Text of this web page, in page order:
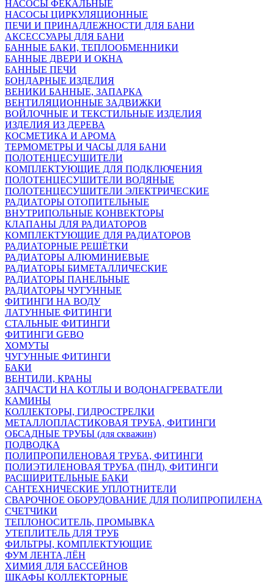
НАСОСЫ ФЕКАЛЬНЫЕ
НАСОСЫ ЦИРКУЛЯЦИОННЫЕ
ПЕЧИ И ПРИНАДЛЕЖНОСТИ ДЛЯ БАНИ
АКСЕССУАРЫ ДЛЯ БАНИ
БАННЫЕ БАКИ, ТЕПЛООБМЕННИКИ
БАННЫЕ ДВЕРИ И ОКНА
БАННЫЕ ПЕЧИ
БОНДАРНЫЕ ИЗДЕЛИЯ
ВЕНИКИ БАННЫЕ, ЗАПАРКА
ВЕНТИЛЯЦИОННЫЕ ЗАДВИЖКИ
ВОЙЛОЧНЫЕ И ТЕКСТИЛЬНЫЕ ИЗДЕЛИЯ
ИЗДЕЛИЯ ИЗ ДЕРЕВА
КОСМЕТИКА И АРОМА
ТЕРМОМЕТРЫ И ЧАСЫ ДЛЯ БАНИ
ПОЛОТЕНЦЕСУШИТЕЛИ
КОМПЛЕКТУЮЩИЕ ДЛЯ ПОДКЛЮЧЕНИЯ
ПОЛОТЕНЦЕСУШИТЕЛИ ВОДЯНЫЕ
ПОЛОТЕНЦЕСУШИТЕЛИ ЭЛЕКТРИЧЕСКИЕ
РАДИАТОРЫ ОТОПИТЕЛЬНЫЕ
ВНУТРИПОЛЬНЫЕ КОНВЕКТОРЫ
КЛАПАНЫ ДЛЯ РАДИАТОРОВ
КОМПЛЕКТУЮЩИЕ ДЛЯ РАДИАТОРОВ
РАДИАТОРНЫЕ РЕШЁТКИ
РАДИАТОРЫ АЛЮМИНИЕВЫЕ
РАДИАТОРЫ БИМЕТАЛЛИЧЕСКИЕ
РАДИАТОРЫ ПАНЕЛЬНЫЕ
РАДИАТОРЫ ЧУГУННЫЕ
ФИТИНГИ НА ВОДУ
ЛАТУННЫЕ ФИТИНГИ
СТАЛЬНЫЕ ФИТИНГИ
ФИТИНГИ GEBO
ХОМУТЫ
ЧУГУННЫЕ ФИТИНГИ
БАКИ
ВЕНТИЛИ, КРАНЫ
ЗАПЧАСТИ НА КОТЛЫ И ВОДОНАГРЕВАТЕЛИ
КАМИНЫ
КОЛЛЕКТОРЫ, ГИДРОСТРЕЛКИ
МЕТАЛЛОПЛАСТИКОВАЯ ТРУБА, ФИТИНГИ
ОБСАДНЫЕ ТРУБЫ (для скважин)
ПОДВОДКА
ПОЛИПРОПИЛЕНОВАЯ ТРУБА, ФИТИНГИ
ПОЛИЭТИЛЕНОВАЯ ТРУБА (ПНД), ФИТИНГИ
РАСШИРИТЕЛЬНЫЕ БАКИ
САНТЕХНИЧЕСКИЕ УПЛОТНИТЕЛИ
СВАРОЧНОЕ ОБОРУДОВАНИЕ ДЛЯ ПОЛИПРОПИЛЕНА
СЧЕТЧИКИ
ТЕПЛОНОСИТЕЛЬ, ПРОМЫВКА
УТЕПЛИТЕЛЬ ДЛЯ ТРУБ
ФИЛЬТРЫ, КОМПЛЕКТУЮЩИЕ
ФУМ ЛЕНТА,ЛЁН
ХИМИЯ ДЛЯ БАССЕЙНОВ
ШКАФЫ КОЛЛЕКТОРНЫЕ